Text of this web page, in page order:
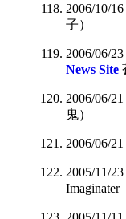
2006/10/
子）
2006/06/
News Site
2006/06/
鬼）
2006/06/
2005/11/
Imaginater